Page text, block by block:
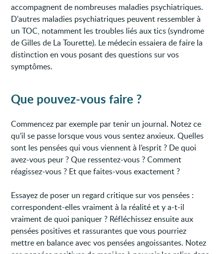
accompagnent de nombreuses maladies psychiatriques.
D’autres maladies psychiatriques peuvent ressembler à
un TOC, notamment les troubles liés aux tics (syndrome
de Gilles de La Tourette). Le médecin essaiera de faire la
distinction en vous posant des questions sur vos
symptômes.
Que pouvez-vous faire ?
Commencez par exemple par tenir un journal. Notez ce
qu’il se passe lorsque vous vous sentez anxieux. Quelles
sont les pensées qui vous viennent à l’esprit ? De quoi
avez-vous peur ? Que ressentez-vous ? Comment
réagissez-vous ? Et que faites-vous exactement ?
Essayez de poser un regard critique sur vos pensées :
correspondent-elles vraiment à la réalité et y a-t-il
vraiment de quoi paniquer ? Réfléchissez ensuite aux
pensées positives et rassurantes que vous pourriez
mettre en balance avec vos pensées angoissantes. Notez